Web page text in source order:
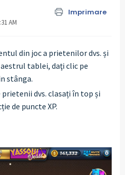
Imprimare
AM
din joc a prietenilor dvs. și
tablei, daţi clic pe
stânga.
dvs. clasați în top și
de puncte XP.